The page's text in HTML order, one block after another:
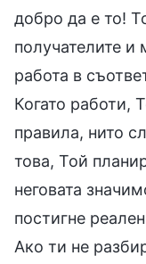
добро да е то!
получателите и
работа в
Когато работи,
правила, нито
това, Той
неговата
постигне
Ако ти не